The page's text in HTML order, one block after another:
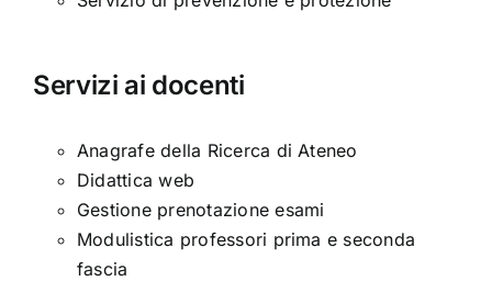
Servizi ai docenti
Anagrafe della Ricerca di Ateneo
Didattica web
Gestione prenotazione esami
Modulistica professori prima e seconda
fascia